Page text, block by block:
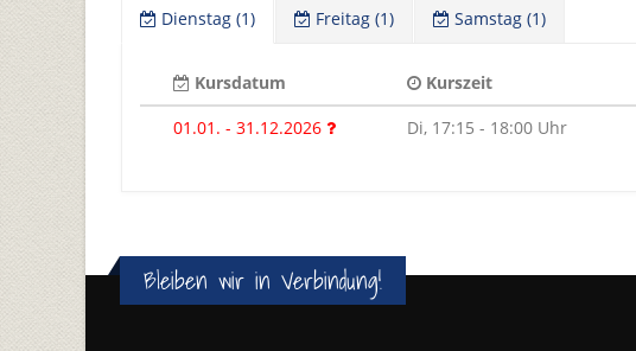
Dienstag (1) Freitag (1) Samstag (1)
Kursdatum Kurszeit
01.01. - 31.12.2026
Di, 17:15 - 18:00 Uhr
Bleiben wir in Verbindung!